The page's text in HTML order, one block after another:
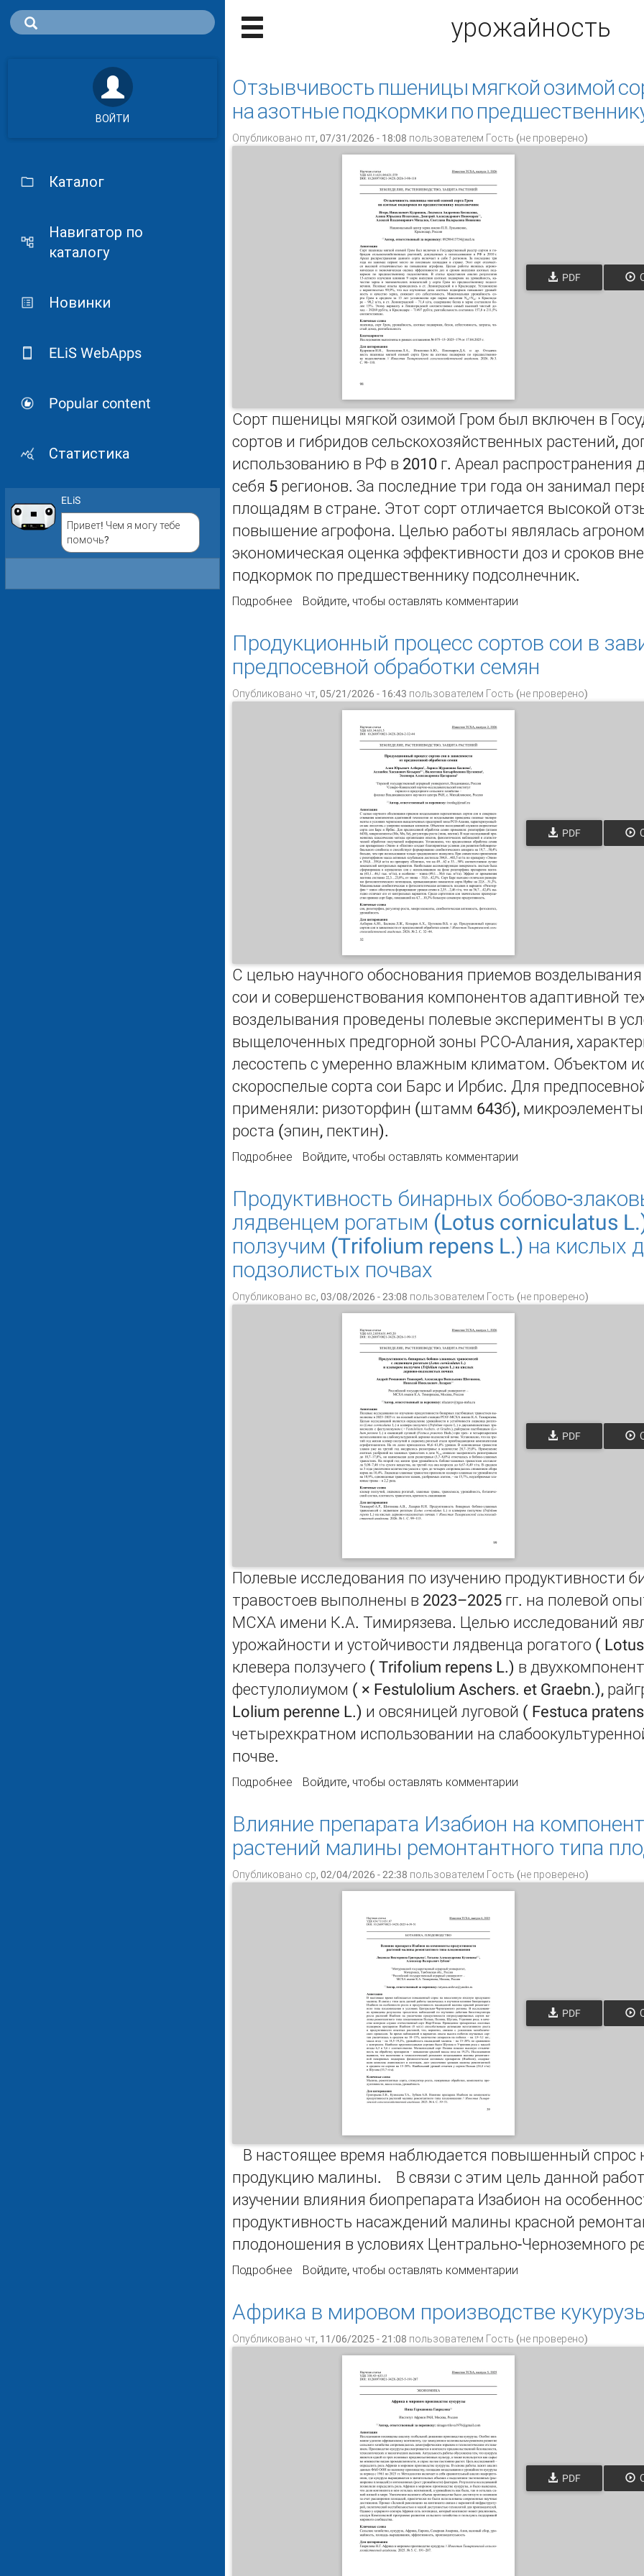
ВОЙТИ
Каталог
Навигатор по
каталогу
Новинки
ELiS WebApps
Popular content
Статистика
ELiS
Привет! Чем я могу тебе
помочь?
урожайность
Отзывчивость пшеницы мягкой озимой
на азотные подкормки по
Опубликовано пт, 07/31/2026 - 18:08 пользователем Гость (не проверено)
PDF
Сорт пшеницы мягкой озимой Гром был включен в
сортов и гибридов сельскохозяйственных растений,
использованию в РФ в 2010 г. Ареал распространения
себя 5 регионов. За последние три года он занимал
площадям в стране. Этот сорт отличается высокой
повышение агрофона. Целью работы являлась
экономическая оценка эффективности доз и сроков
подкормок по предшественнику подсолнечник.
Подробнее о Отзывчивость пшеницы мягкой озимой сорта Гром
Войдите, чтобы оставлять комментарии
Продукционный процесс сортов сои в
предпосевной обработки семян
Опубликовано чт, 05/21/2026 - 16:43 пользователем Гость (не проверено)
PDF
С целью научного обоснования приемов
сои и совершен­ствования компонентов адаптивной
возделывания проведены полевые экспери­менты в
выщелоченных предгорной зоны РСО-Алания,
лесостепь с умеренно влажным климатом. Объектом
скороспелые сорта сои Барс и Ирбис. Для
применяли: ризоторфин (штамм 643б), микроэлементы
роста (эпин, пектин).
Подробнее о Продукционный процесс сортов сои в зависимости от
Войдите, чтобы оставлять комментарии
Продуктивность бинарных бобово-
лядвенцем рогатым (Lotus corniculatus
ползучим (Trifolium repens L.) на кислых
подзолистых почвах
Опубликовано вс, 03/08/2026 - 23:08 пользователем Гость (не проверено)
PDF
Полевые исследования по изучению продуктивности
травостоев выполнены в 2023–2025 гг. на полевой
МСХА имени К.А. Тимирязева. Целью исследований
урожайности и устойчивости лядвенца рогатого (
клевера ползучего ( Trifolium repens L.) в
фестулолиумом ( × Festulolium Aschers. et Graebn.),
Lolium perenne L.) и овсяницей луговой ( Festuca
четырехкратном использовании на
почве.
Подробнее о Продуктивность бинарных бобово-злаковых травосмесей с
Войдите, чтобы оставлять комментарии
Влияние препарата Изабион на
растений малины ремонтантного типа
Опубликовано ср, 02/04/2026 - 22:38 пользователем Гость (не проверено)
PDF
В настоящее время наблюдается повышенный спрос
продукцию малины. В связи с этим цель данной
изучении влияния биопрепарата Изабион на
продуктивность насаждений малины красной
плодоношения в условиях Центрально-Черноземного
Подробнее о Влияние препарата Изабион на компоненты продуктивности
Войдите, чтобы оставлять комментарии
Африка в мировом производстве
Опубликовано чт, 11/06/2025 - 21:08 пользователем Гость (не проверено)
PDF